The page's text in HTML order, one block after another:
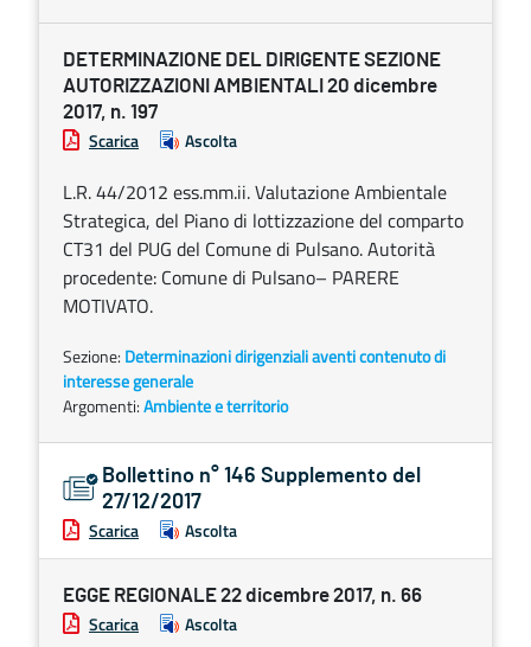
DETERMINAZIONE DEL DIRIGENTE SEZIONE
AUTORIZZAZIONI AMBIENTALI 20 dicembre
2017, n. 197
Scarica Ascolta
L.R. 44/2012 ess.mm.ii. Valutazione Ambientale
Strategica, del Piano di lottizzazione del comparto
CT31 del PUG del Comune di Pulsano. Autorità
procedente: Comune di Pulsano– PARERE
MOTIVATO.
Sezione: Determinazioni dirigenziali aventi contenuto di
interesse generale
Argomenti:Ambiente e territorio
Bollettino n° 146 Supplemento del
27/12/2017
Scarica Ascolta
EGGE REGIONALE 22 dicembre 2017, n. 66
Scarica Ascolta